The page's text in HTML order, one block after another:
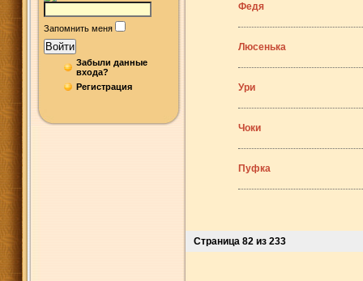
Запомнить меня
Войти
Забыли данные
входа?
Регистрация
Федя
Люсенька
Ури
Чоки
Пуфка
Страница 82 из 233